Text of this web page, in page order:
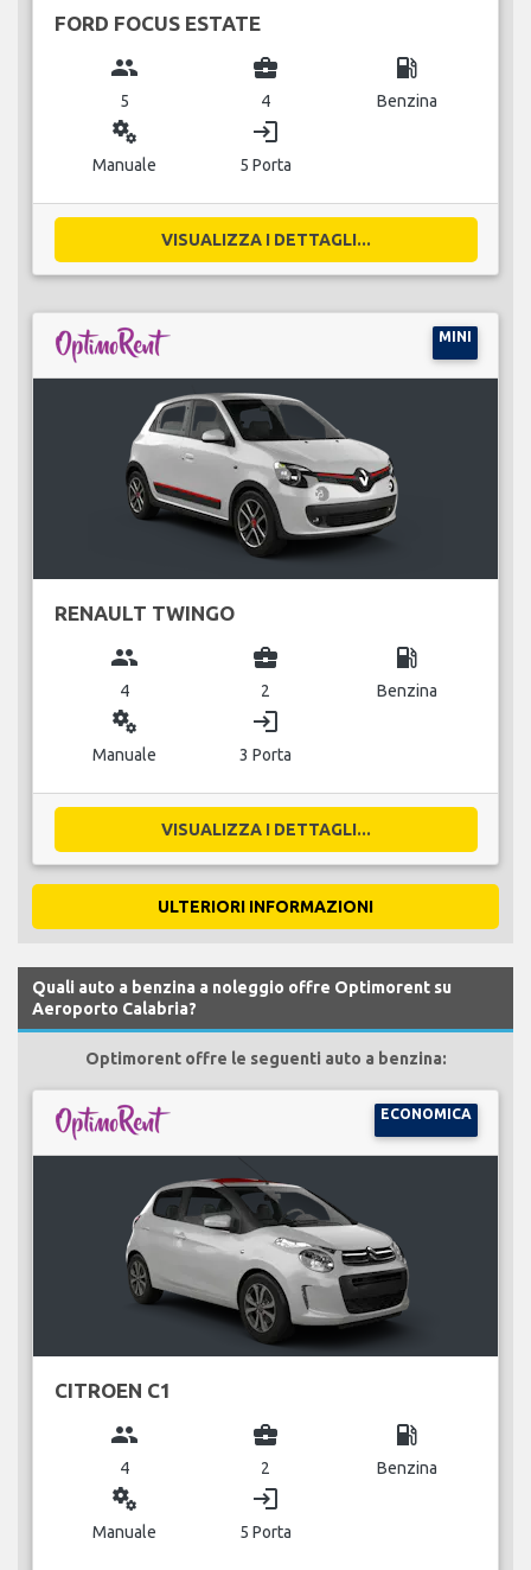
FORD FOCUS ESTATE
group
5
business_center
4
local_gas_station
Benzina
miscellaneous_services
Manuale
login
5 Porta
VISUALIZZA I DETTAGLI...
MINI
RENAULT TWINGO
group
4
business_center
2
local_gas_station
Benzina
miscellaneous_services
Manuale
login
3 Porta
VISUALIZZA I DETTAGLI...
ULTERIORI INFORMAZIONI
Quali auto a benzina a noleggio offre Optimorent su
Aeroporto Calabria?
Optimorent offre le seguenti auto a benzina:
ECONOMICA
CITROEN C1
group
4
business_center
2
local_gas_station
Benzina
miscellaneous_services
Manuale
login
5 Porta